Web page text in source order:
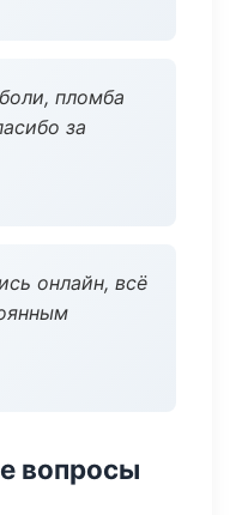
пломба
за
онлайн, всё
вопросы